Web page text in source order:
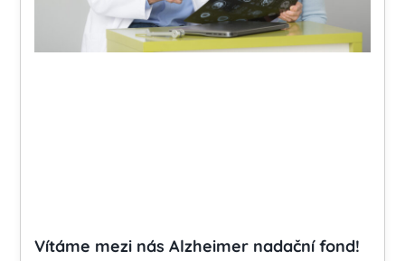
Vítáme mezi nás Alzheimer nadační fond!